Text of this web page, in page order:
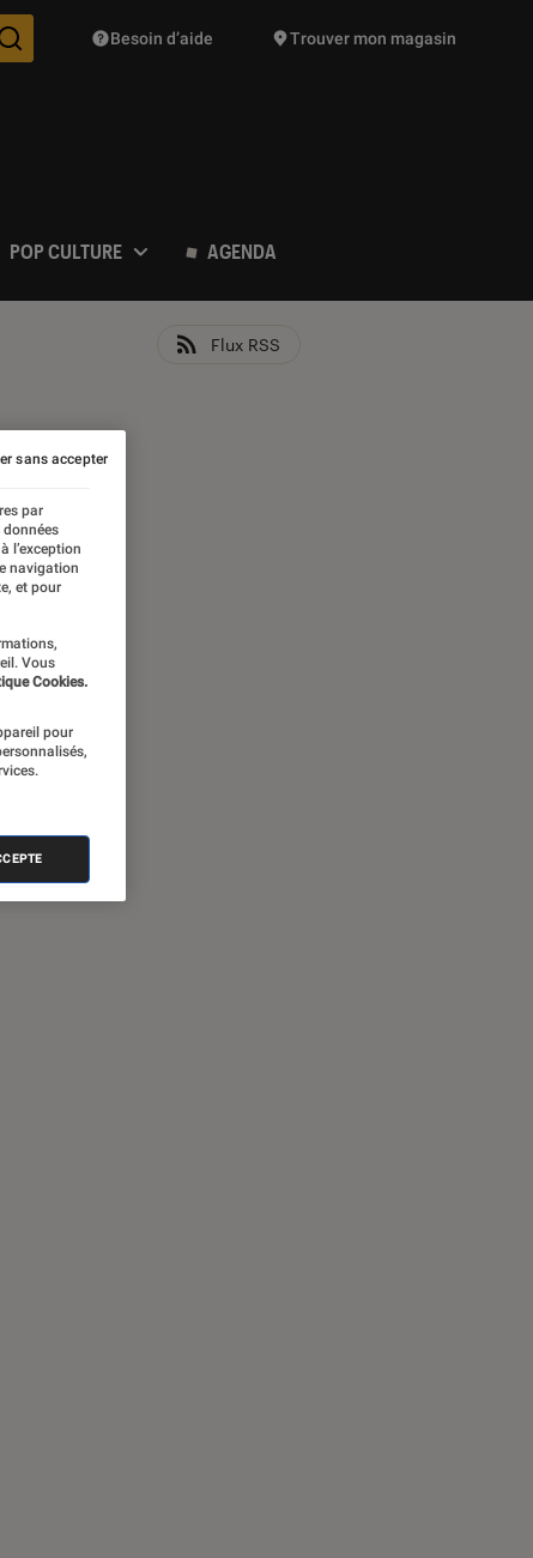
Des suggestions de produits vont vous être proposées
Besoin d’aide Trouver mon magasin
POP CULTURE AGENDA
Flux RSS
par
l’exception
navigation
et pour
Vous
Cookies.
pour
sans accepter